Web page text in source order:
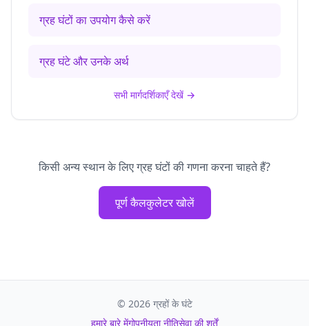
ग्रह घंटों का उपयोग कैसे करें
ग्रह घंटे और उनके अर्थ
सभी मार्गदर्शिकाएँ देखें →
किसी अन्य स्थान के लिए ग्रह घंटों की गणना करना चाहते हैं?
पूर्ण कैलकुलेटर खोलें
© 2026 ग्रहों के घंटे
हमारे बारे मेंगोपनीयता नीतिसेवा की शर्तें